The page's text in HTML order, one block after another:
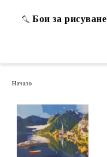
Бои за рисуване
Начало